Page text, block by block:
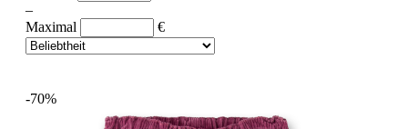
–
Maximal
€
-70%